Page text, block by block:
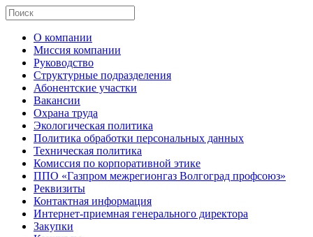
О компании
Миссия компании
Руководство
Структурные подразделения
Абонентские участки
Вакансии
Охрана труда
Экологическая политика
Политика обработки персональных данных
Техническая политика
Комиссия по корпоративной этике
ППО «Газпром межрегионгаз Волгоград профсоюз»
Реквизиты
Контактная информация
Интернет-приемная генерального директора
Закупки